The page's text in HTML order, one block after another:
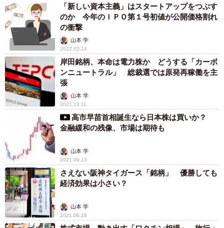
「新しい資本主義」はスタートアップをつぶす
のか 今年のＩＰＯ第１号初値が公開価格割れ
の衝撃
山本 学
2022.02.14
岸田銘柄、本命は電力株か どうする「カーボ
ンニュートラル」 総裁選では原発再稼働を主
張
山本 学
2021.10.11
高市早苗首相誕生なら日本株は買いか？
金融緩和の残像、市場は期待も
山本 学
2021.09.13
さえない阪神タイガース「銘柄」 優勝しても
経済効果は小さい？
山本 学
2021.06.28